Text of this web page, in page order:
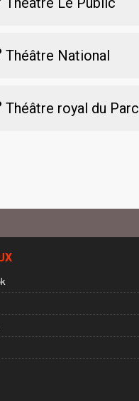
Théâtre National
Théâtre royal du Parc